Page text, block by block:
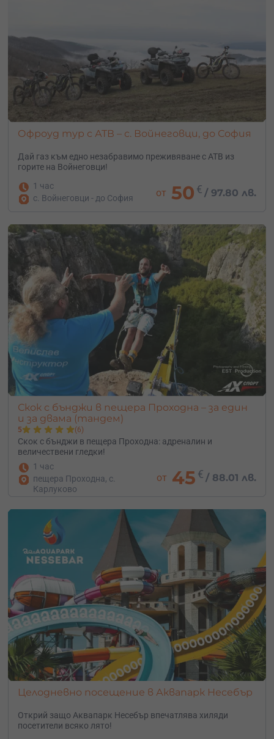
Офроуд тур с АТВ – с. Войнеговци, до София
Дай газ към едно незабравимо преживяване с АТВ из
горите на Войнеговци!
1 час
с. Войнеговци - до София
от 50 € /97.80 лв.
Скок с бънджи в пещера Проходна – за един
и за двама (тандем)
5 (6)
Скок с бънджи в пещера Проходна: адреналин и
величествени гледки!
1 час
пещера Проходна, с.
Карлуково
от 45 € /88.01 лв.
Целодневно посещение в Аквапарк Несебър
Открий защо Аквапарк Несебър впечатлява хиляди
посетители всяко лято!